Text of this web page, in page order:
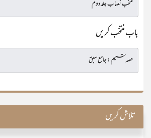
باب منتخب کریں
تلاش کریں